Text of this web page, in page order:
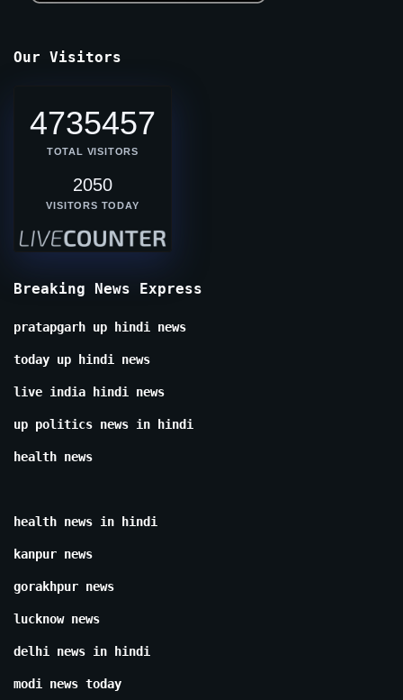
Our Visitors
4735457
TOTAL VISITORS
2050
VISITORS TODAY
Breaking News Express
pratapgarh up hindi news
today up hindi news
live india hindi news
up politics news in hindi
health news
health news in hindi
kanpur news
gorakhpur news
lucknow news
delhi news in hindi
modi news today